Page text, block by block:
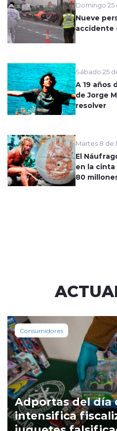
Domingo 25
Nueve
accidente
Sábado 25
A 19 años
de Jorge
resolver
Martes 8 de
El
en la
80
Consumidores
Adportas del día
intensifica